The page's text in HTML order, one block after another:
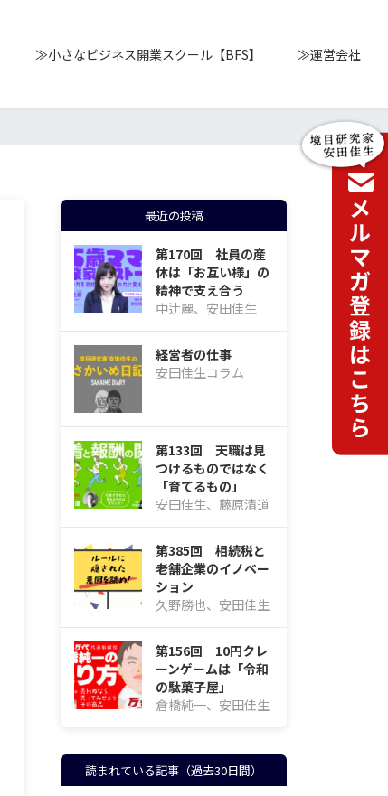
≫小さなビジネス開業スクール【BFS】 ≫運営会社
最近の投稿
第170回 社員の産
休は「お互い様」の
精神で支え合う
中辻麗、安田佳生
経営者の仕事
安田佳生コラム
第133回 天職は見
つけるものではなく
「育てるもの」
安田佳生、藤原清道
第385回 相続税と
老舗企業のイノベー
ション
久野勝也、安田佳生
第156回 10円クレ
ーンゲームは「令和
の駄菓子屋」
倉橋純一、安田佳生
読まれている記事（過去30日間）